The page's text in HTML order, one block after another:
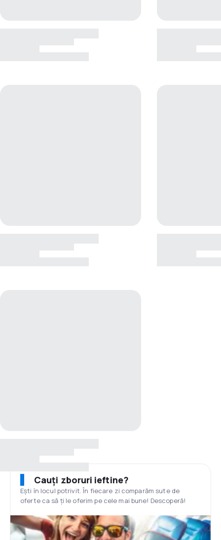
Cauți zboruri ieftine?
Ești în locul potrivit. În fiecare zi comparăm sute de
oferte ca să ți le oferim pe cele mai bune! Descoperă!